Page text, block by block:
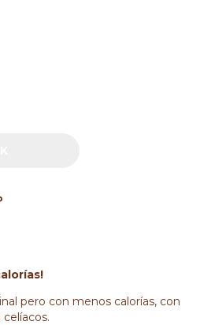
pero con menos calorías, con